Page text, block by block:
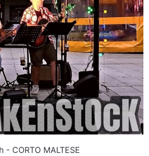
- CORTO MALTESE